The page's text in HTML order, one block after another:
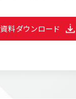
資料ダウンロード